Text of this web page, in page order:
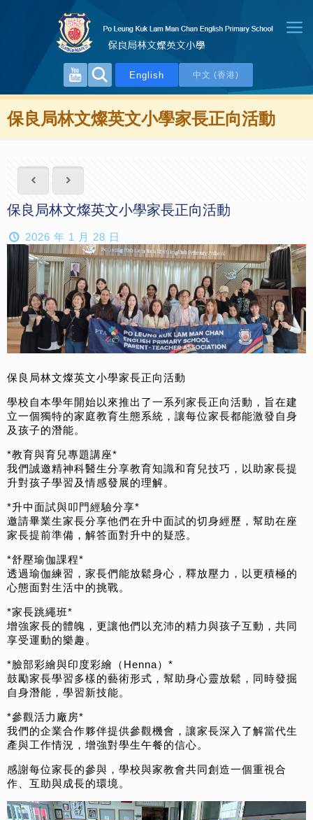
English 中文 (香港)
保良局林文燦英文小學家長正向活動
保良局林文燦英文小學家長正向活動
2026 年 1 月 28 日
保良局林文燦英文小學家長正向活動
學校自本學年開始以來推出了一系列家長正向活動，旨在建
立一個獨特的家庭教育生態系統，讓每位家長都能激發自身
及孩子的潛能。
*教育與育兒專題講座*
我們誠邀精神科醫生分享教育知識和育兒技巧，以助家長提
升對孩子學習及情感發展的理解。
*升中面試與叩門經驗分享*
邀請畢業生家長分享他們在升中面試的切身經歷，幫助在座
家長提前準備，解答面對升中的疑惑。
*舒壓瑜伽課程*
透過瑜伽練習，家長們能放鬆身心，釋放壓力，以更積極的
心態面對生活中的挑戰。
*家長跳繩班*
增強家長的體魄，更讓他們以充沛的精力與孩子互動，共同
享受運動的樂趣。
*臉部彩繪與印度彩繪（Henna）*
鼓勵家長學習多樣的藝術形式，幫助身心靈放鬆，同時發掘
自身潛能，學習新技能。
*參觀活力廠房*
我們的企業合作夥伴提供參觀機會，讓家長深入了解當代生
產與工作情況，增強對學生午餐的信心。
感謝每位家長的參與，學校與家教會共同創造一個重視合
作、互助與成長的環境。